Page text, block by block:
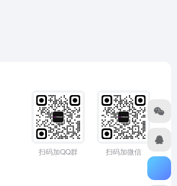
扫码加QQ群 扫码加微信